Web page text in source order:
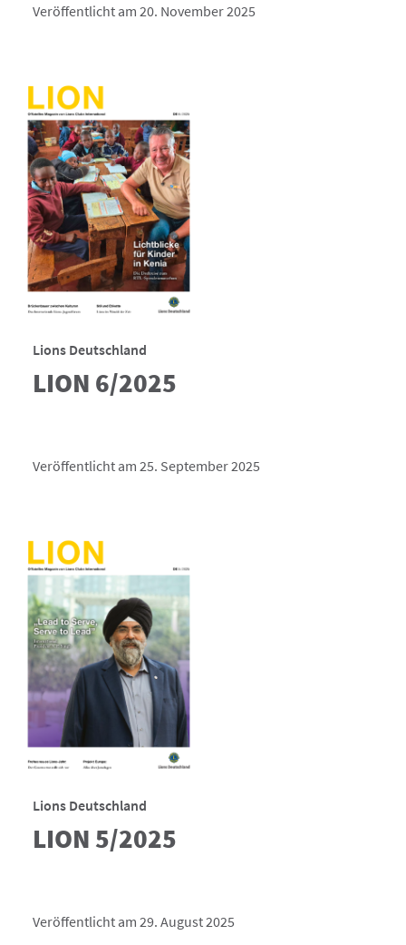
Veröffentlicht am 20. November 2025
Lions Deutschland
LION 6/2025
Veröffentlicht am 25. September 2025
Lions Deutschland
LION 5/2025
Veröffentlicht am 29. August 2025